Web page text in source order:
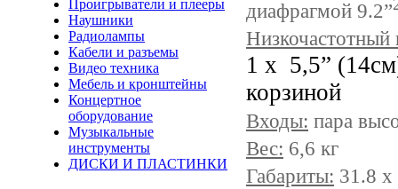
Проигрыватели и плееры
Наушники
Радиолампы
Кабели и разъемы
Видео техника
Мебель и кронштейны
Концертное
оборудование
Музыкальные
инструменты
ДИСКИ И ПЛАСТИНКИ
диафрагмой 9.2”
Низкочастотный
1 x 5,5”
корзиной
Входы: пара
Вес: 6,6 кг
Габариты: 31.8